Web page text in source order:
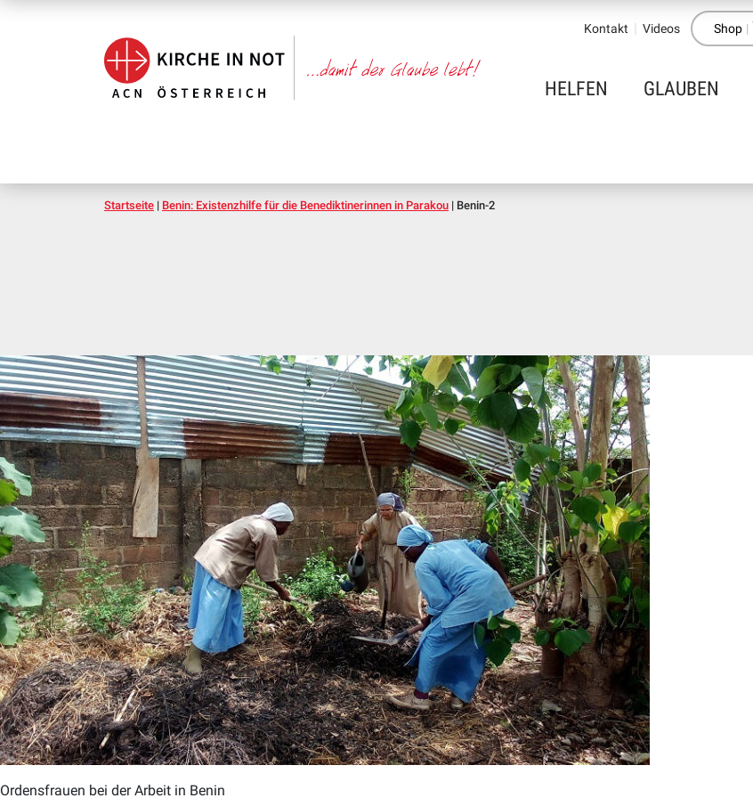
Kontakt Videos Shop |
HELFEN GLAUBEN
Startseite | Benin: Existenzhilfe für die Benediktinerinnen in Parakou | Benin-2
Ordensfrauen bei der Arbeit in Benin